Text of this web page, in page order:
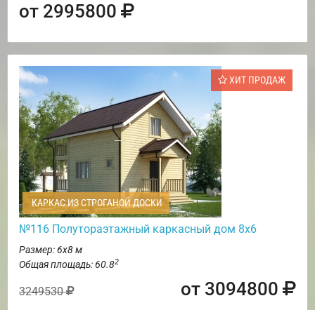
от 2995800
ХИТ ПРОДАЖ
КАРКАС ИЗ СТРОГАНОЙ ДОСКИ
№116 Полутораэтажный каркасный дом 8х6
Размер: 6х8 м
Общая площадь: 60.82
3249530 от 3094800